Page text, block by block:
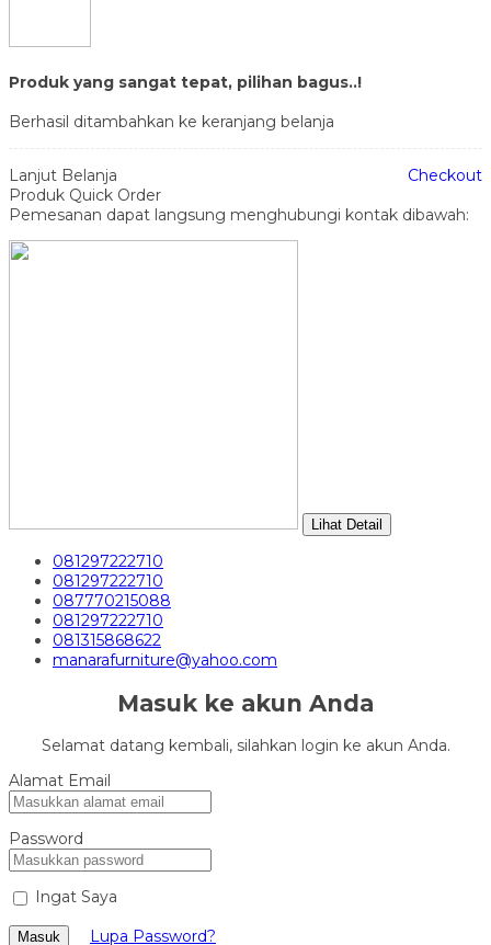
Produk yang sangat tepat, pilihan bagus..!
Berhasil ditambahkan ke keranjang belanja
Lanjut Belanja
Checkout
Produk Quick Order
Pemesanan dapat langsung menghubungi kontak dibawah:
Lihat Detail
081297222710
081297222710
087770215088
081297222710
081315868622
manarafurniture@yahoo.com
Masuk ke akun Anda
Selamat datang kembali, silahkan login ke akun Anda.
Alamat Email
Password
Ingat Saya
Masuk Lupa Password?